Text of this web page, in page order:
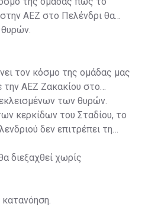
ΑΕΖ στο Πελένδρι θα
θυρών.
τον κόσμο της ομάδας μας
την ΑΕΖ Ζακακίου στο
των θυρών.
κερκίδων του Σταδίου, το
δεν επιτρέπει τη
διεξαχθεί χωρίς
κατανόηση.